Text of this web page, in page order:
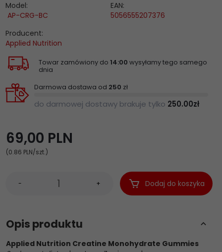
Model:
AP-CRG-BC
EAN:
5056555207376
Producent:
Applied Nutrition
Towar zamówiony do 14:00 wysyłamy tego samego
dnia
Darmowa dostawa od 250 zł
do darmowej dostawy brakuje tylko 250.00zł
69,00 PLN
(0.86 PLN/szt.)
- + Dodaj do koszyka
Opis produktu
Applied Nutrition Creatine Monohydrate Gummies